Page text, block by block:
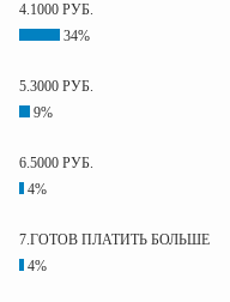
4.1000 РУБ.
34%
5.3000 РУБ.
9%
6.5000 РУБ.
4%
7.ГОТОВ ПЛАТИТЬ БОЛЬШЕ
4%